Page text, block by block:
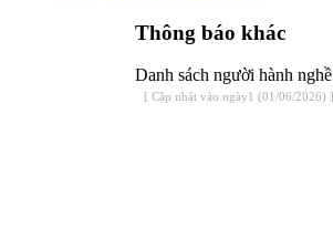
Thông báo khác
Danh sách người hành nghề
[ Cập nhật vào ngày1 (01/06/2026) ]